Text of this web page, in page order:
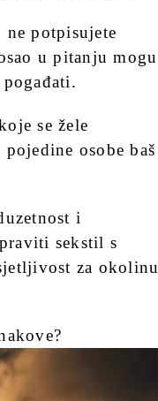
potpisujete
u pitanju mogu
se žele
osobe baš
i
sekstil s
za okolinu